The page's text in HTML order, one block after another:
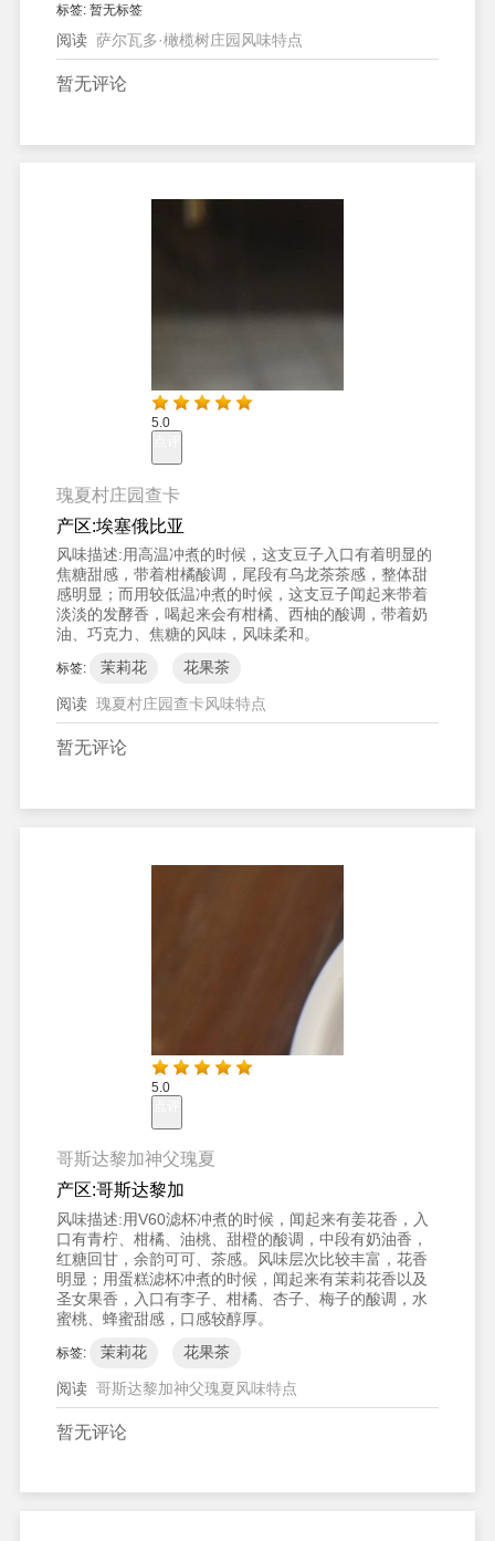
标签: 暂无标签
阅读 萨尔瓦多·橄榄树庄园风味特点
暂无评论
5.0
瑰夏村庄园查卡
产区:埃塞俄比亚
风味描述:用高温冲煮的时候，这支豆子入口有着明显的
焦糖甜感，带着柑橘酸调，尾段有乌龙茶茶感，整体甜
感明显；而用较低温冲煮的时候，这支豆子闻起来带着
淡淡的发酵香，喝起来会有柑橘、西柚的酸调，带着奶
油、巧克力、焦糖的风味，风味柔和。
标签: 茉莉花 花果茶
阅读 瑰夏村庄园查卡风味特点
暂无评论
5.0
哥斯达黎加神父瑰夏
产区:哥斯达黎加
风味描述:用V60滤杯冲煮的时候，闻起来有姜花香，入
口有青柠、柑橘、油桃、甜橙的酸调，中段有奶油香，
红糖回甘，余韵可可、茶感。风味层次比较丰富，花香
明显；用蛋糕滤杯冲煮的时候，闻起来有茉莉花香以及
圣女果香，入口有李子、柑橘、杏子、梅子的酸调，水
蜜桃、蜂蜜甜感，口感较醇厚。
标签: 茉莉花 花果茶
阅读 哥斯达黎加神父瑰夏风味特点
暂无评论